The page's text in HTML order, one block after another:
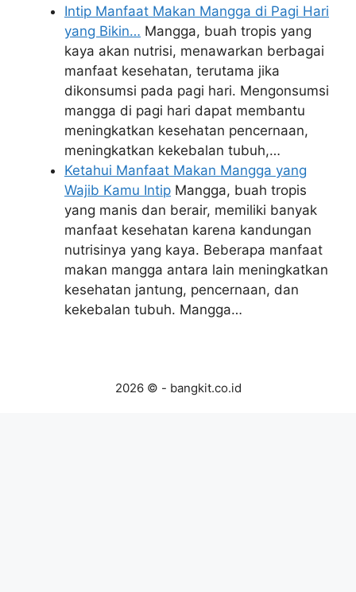
Intip Manfaat Makan Mangga di Pagi Hari
yang Bikin… Mangga, buah tropis yang
kaya akan nutrisi, menawarkan berbagai
manfaat kesehatan, terutama jika
dikonsumsi pada pagi hari. Mengonsumsi
mangga di pagi hari dapat membantu
meningkatkan kesehatan pencernaan,
meningkatkan kekebalan tubuh,…
Ketahui Manfaat Makan Mangga yang
Wajib Kamu Intip Mangga, buah tropis
yang manis dan berair, memiliki banyak
manfaat kesehatan karena kandungan
nutrisinya yang kaya. Beberapa manfaat
makan mangga antara lain meningkatkan
kesehatan jantung, pencernaan, dan
kekebalan tubuh. Mangga…
2026 © - bangkit.co.id